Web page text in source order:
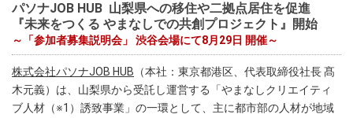
パソナJOB HUB 山梨県への移住や二拠点居住を促進
『未来をつくる やまなしでの共創プロジェクト』開始
～「参加者募集説明会」 渋谷会場にて8月29日 開催～
株式会社パソナJOB HUB （本社：東京都港区、代表取締役社長 髙
木元義）は、山梨県から受託し運営する「やまなしクリエイティ
ブ人材（※1）誘致事業」の一環として、主に都市部の人材が地域